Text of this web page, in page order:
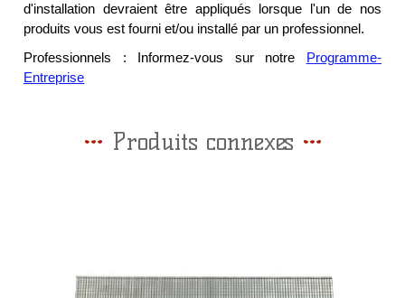
d'installation devraient être appliqués lorsque l'un de nos
produits vous est fourni et/ou installé par un professionnel.
Professionnels : Informez-vous sur notre
Programme-
Entreprise
Produits connexes